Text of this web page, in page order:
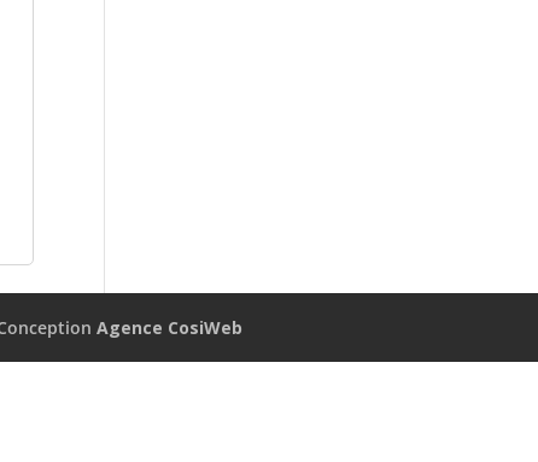
Agence CosiWeb